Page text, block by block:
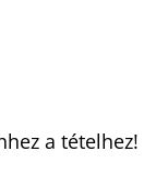
a tételhez!